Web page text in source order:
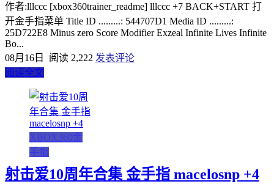
作者:lllccc [xbox360trainer_readme] lllccc +7 BACK+START 打
开金手指菜单 Title ID .........: 544707D1 Media ID .........:
25D722E8 Minus zero Score Modifier Exzeal Infinite Lives Infinite
Bo...
08月16日
阅读 2,222 发表评论
阅读全文
XBOX360金
手指
射击爱10周年合集 金手指 macelosnp +4